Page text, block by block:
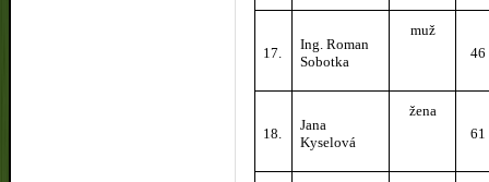
17.
Ing. Roman
Sobotka
muž
46
18.
Jana
Kyselová
žena
61